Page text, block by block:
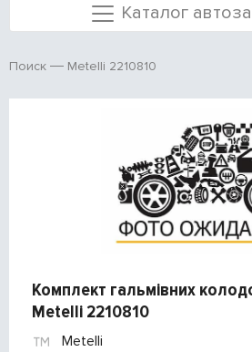
Каталог
Поиск Metelli 2210810
Комплект гальмівних
Metelli 2210810
Metelli